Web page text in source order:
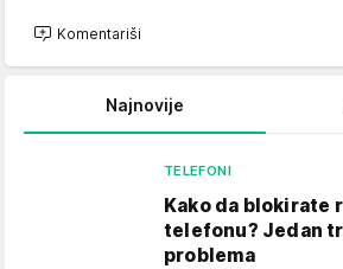
Komentariši
Najnovije
TELEFONI
Kako da blokirate
telefonu​? Jedan
problema